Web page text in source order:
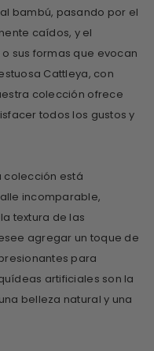
bambú, pasando por el
caídos, y el
sus formas que evocan
Cattleya, con
colección ofrece
todos los gustos y
colección está
incomparable,
textura de las
agregar un toque de
para
artificiales son la
belleza natural y una